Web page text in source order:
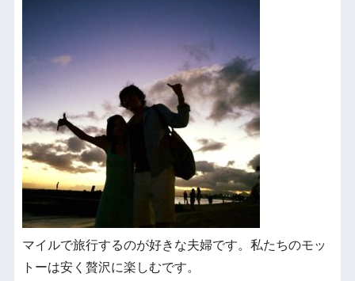
マイルで旅行するのが好きな夫婦です。私たちのモッ
トーは安く贅沢に楽しむです。